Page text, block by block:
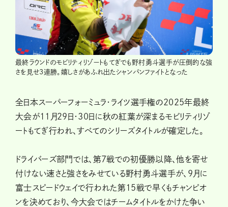
最終ラウンドのモビリティリゾートもてぎでも野村勇斗選手が圧倒的な強
さを見せ3連勝。嬉しさがあふれ出たシャンパンファイトとなった
全日本スーパーフォーミュラ・ライツ選手権の2025年最終
大会が11月29日・30日に秋の紅葉が深まるモビリティリゾ
ートもてぎ行われ、すべてのシリーズタイトルが確定した。
ドライバーズ部門では、第7戦での初優勝以降、他を寄せ
付けない速さと強さをみせている野村勇斗選手が、9月に
富士スピードウェイで行われた第15戦で早くもチャンピオ
ンを決めており、今大会ではチームタイトルをかけた争い